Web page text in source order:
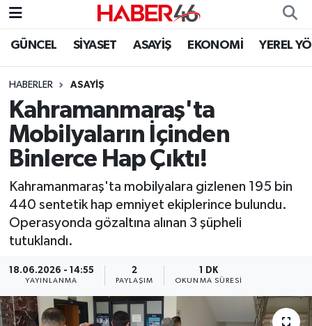
GÜNCEL SİYASET ASAYİŞ EKONOMİ YEREL
HABERLER ASAYİŞ
Kahramanmaraş'ta
Mobilyaların İçinden
Binlerce Hap Çıktı!
Kahramanmaraş'ta mobilyalara gizlenen 195 bin
440 sentetik hap emniyet ekiplerince bulundu.
Operasyonda gözaltına alınan 3 şüpheli
tutuklandı.
18.06.2026 - 14:55
YAYINLANMA
2
PAYLAŞIM
1 DK
OKUNMA SÜRESI
GÜNCEL
SİYASET
EKONOMİ
SPOR
YAŞAM
TEKNOLOJİ
SAĞLIK
EĞİTİM
Nöbetçi Eczaneler
Hava Durumu
Kahramanmaraş Namaz Vakitleri
Trafik Durumu
Süper Lig Puan Durumu ve Fikstür
Tüm Manşetler
Son Dakika Haberleri
Haber Arşivi